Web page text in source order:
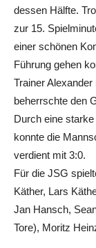
dessen Hälfte.
zur 15.
einer schönen
Führung gehen
Trainer
beherrschte den
Durch eine
konnte die
verdient mit 3:0.
Für die JSG
Käther, Lars
Jan Hansch,
Tore), Moritz